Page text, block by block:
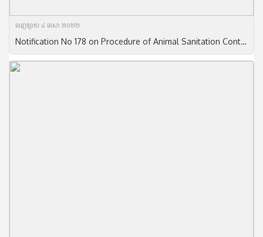
ចេញ​ផ្សាយ​ ៤ មេសា ២០២២
Notification​ No 178 on Procedure of Animal Sanitation Control